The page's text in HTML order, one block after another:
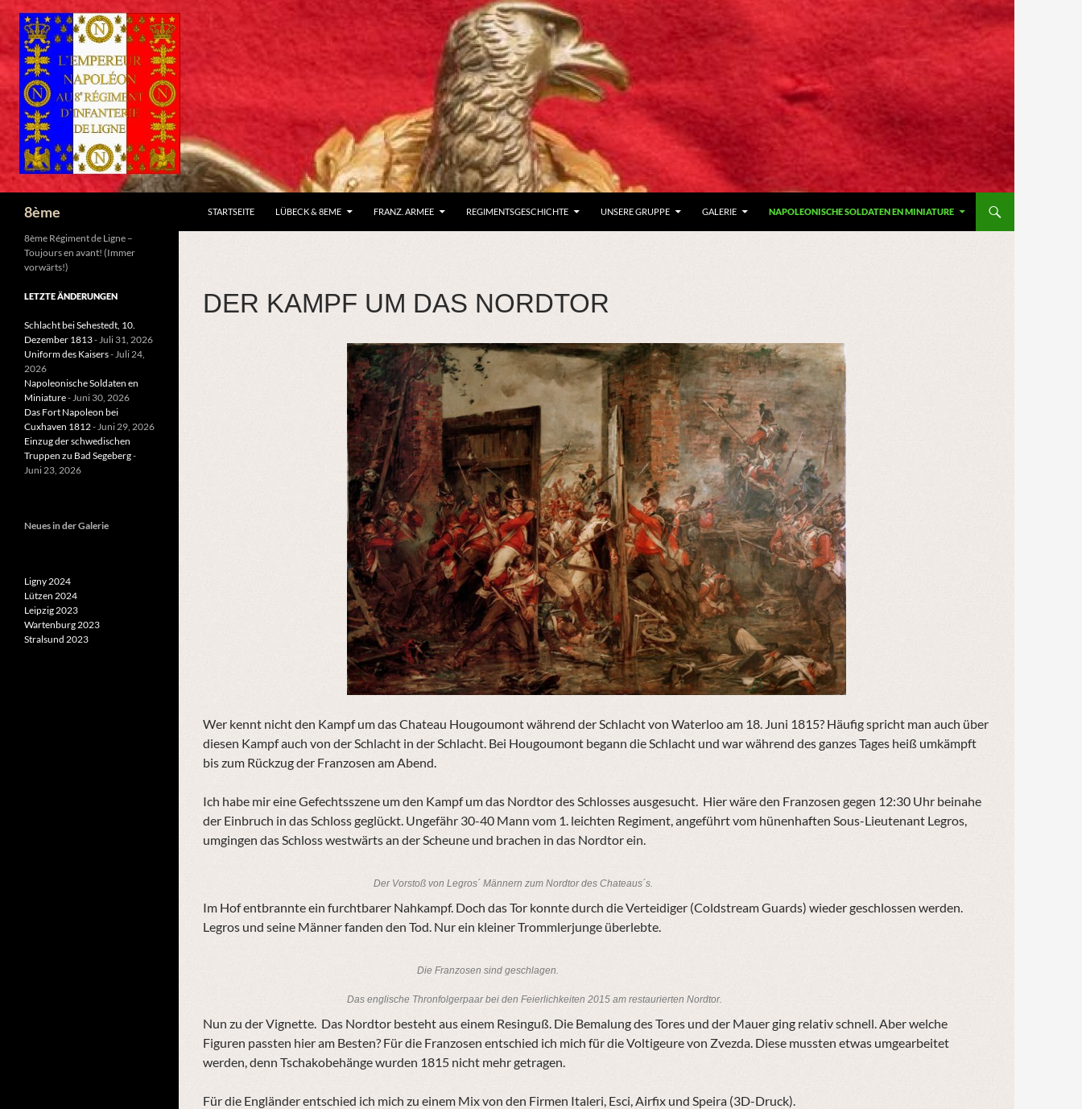
8ème
STARTSEITE
LÜBECK & 8EME FRANZ. ARMEE REGIMENTSGESCHICHTE UNSERE GRUPPE GALERIE NAPOLEONISCHE SOLDATEN EN MINIATURE
DER KAMPF UM DAS NORDTOR
Wer kennt nicht den Kampf um das Chateau Hougoumont während der Schlacht von Waterloo am 18. Juni 1815? Häufig spricht man auch über
diesen Kampf auch von der Schlacht in der Schlacht. Bei Hougoumont begann die Schlacht und war während des ganzes Tages heiß umkämpft
bis zum Rückzug der Franzosen am Abend.
Ich habe mir eine Gefechtsszene um den Kampf um das Nordtor des Schlosses ausgesucht. Hier wäre den Franzosen gegen 12:30 Uhr beinahe
der Einbruch in das Schloss geglückt. Ungefähr 30-40 Mann vom 1. leichten Regiment, angeführt vom hünenhaften Sous-Lieutenant Legros,
umgingen das Schloss westwärts an der Scheune und brachen in das Nordtor ein.
Der Vorstoß von Legros´ Männern zum Nordtor des Chateaus´s.
Im Hof entbrannte ein furchtbarer Nahkampf. Doch das Tor konnte durch die Verteidiger (Coldstream Guards) wieder geschlossen werden.
Legros und seine Männer fanden den Tod. Nur ein kleiner Trommlerjunge überlebte.
Die Franzosen sind geschlagen.
Das englische Thronfolgerpaar bei den Feierlichkeiten 2015 am restaurierten Nordtor.
Nun zu der Vignette. Das Nordtor besteht aus einem Resinguß. Die Bemalung des Tores und der Mauer ging relativ schnell. Aber welche
Figuren passten hier am Besten? Für die Franzosen entschied ich mich für die Voltigeure von Zvezda. Diese mussten etwas umgearbeitet
werden, denn Tschakobehänge wurden 1815 nicht mehr getragen.
Für die Engländer entschied ich mich zu einem Mix von den Firmen Italeri, Esci, Airfix und Speira (3D-Druck).
8ème Régiment de Ligne –
Toujours en avant! (Immer
vorwärts!)
LETZTE ÄNDERUNGEN
Schlacht bei Sehestedt, 10.
Dezember 1813- Juli 31, 2026
Uniform des Kaisers- Juli 24,
2026
Napoleonische Soldaten en
Miniature- Juni 30, 2026
Das Fort Napoleon bei
Cuxhaven 1812- Juni 29, 2026
Einzug der schwedischen
Truppen zu Bad Segeberg-
Juni 23, 2026
Neues in der Galerie
Ligny 2024
Lützen 2024
Leipzig 2023
Wartenburg 2023
Stralsund 2023